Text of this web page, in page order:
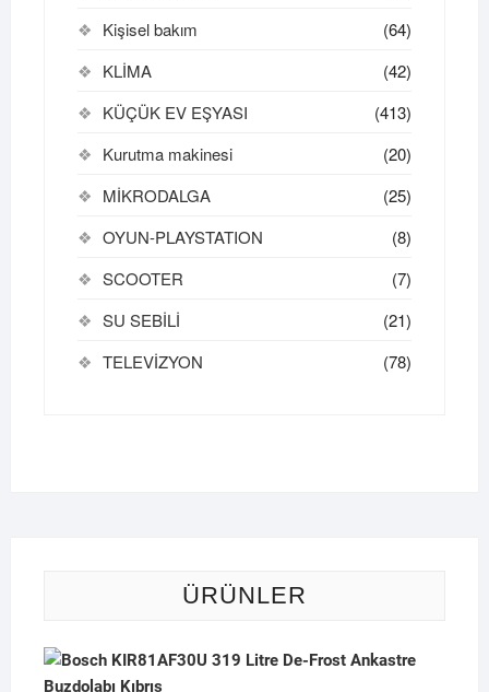
Kişisel bakım
(64)
KLİMA
(42)
KÜÇÜK EV EŞYASI
(413)
Kurutma makinesi
(20)
MİKRODALGA
(25)
OYUN-PLAYSTATION
(8)
SCOOTER
(7)
SU SEBİLİ
(21)
TELEVİZYON
(78)
ÜRÜNLER